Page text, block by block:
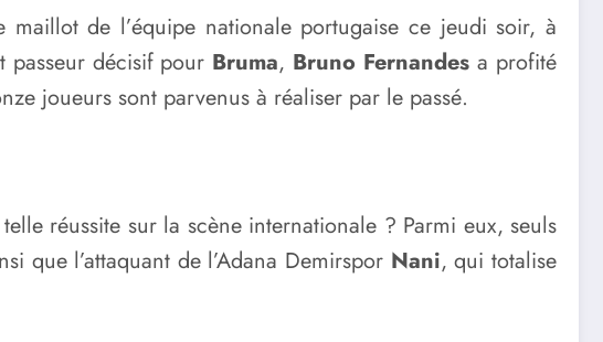
maillot de l’équipe nationale portugaise ce jeudi soir, à
passeur décisif pour Bruma, Bruno Fernandes a profité
joueurs sont parvenus à réaliser par le passé.
réussite sur la scène internationale ? Parmi eux, seuls
que l’attaquant de l’Adana Demirspor Nani, qui totalise